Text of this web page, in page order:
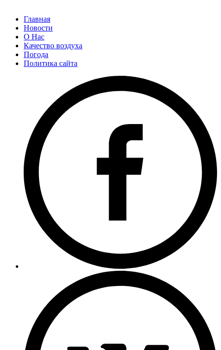
Главная
Новости
О Нас
Качество воздуха
Погода
Политика сайта